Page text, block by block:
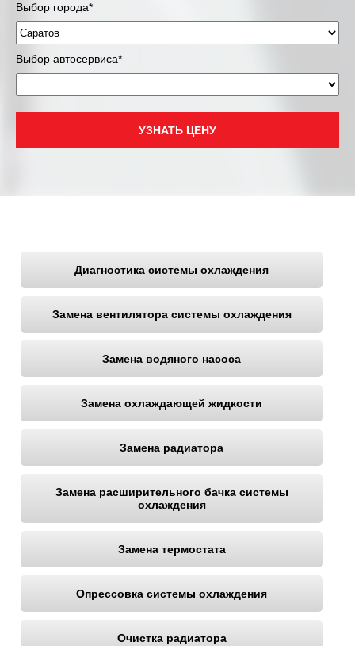
Выбор города*
Выбор автосервиса*
УЗНАТЬ ЦЕНУ
Диагностика системы охлаждения
Замена вентилятора системы охлаждения
Замена водяного насоса
Замена охлаждающей жидкости
Замена радиатора
Замена расширительного бачка системы
охлаждения
Замена термостата
Опрессовка системы охлаждения
Очистка радиатора